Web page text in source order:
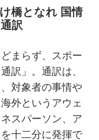
橋となれ 国情
訳
まらず、スポー
訳」。通訳は、
対象者の事情や
外というアウェ
スパーソン、ア
十二分に発揮で